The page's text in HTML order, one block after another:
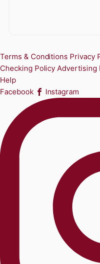
Terms & Conditions Privacy
Checking Policy Advertising
Help
Facebook
Instagram